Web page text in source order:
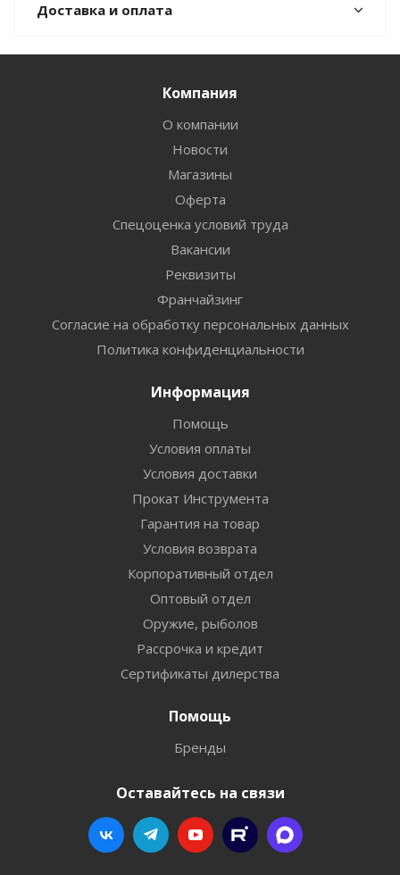
Доставка и оплата
Компания
О компании
Новости
Магазины
Оферта
Спецоценка условий труда
Вакансии
Реквизиты
Франчайзинг
Согласие на обработку персональных данных
Политика конфиденциальности
Информация
Помощь
Условия оплаты
Условия доставки
Прокат Инструмента
Гарантия на товар
Условия возврата
Корпоративный отдел
Оптовый отдел
Оружие, рыболов
Рассрочка и кредит
Сертификаты дилерства
Помощь
Бренды
Оставайтесь на связи